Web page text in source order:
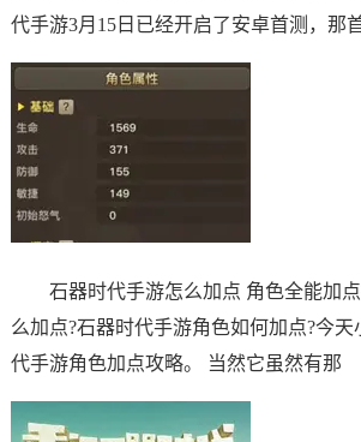
代手游3月15日已经开启了安卓首测，那
石器时代手游怎么加点 角色全能加点
么加点?石器时代手游角色如何加点?今
代手游角色加点攻略。 当然它虽然有那